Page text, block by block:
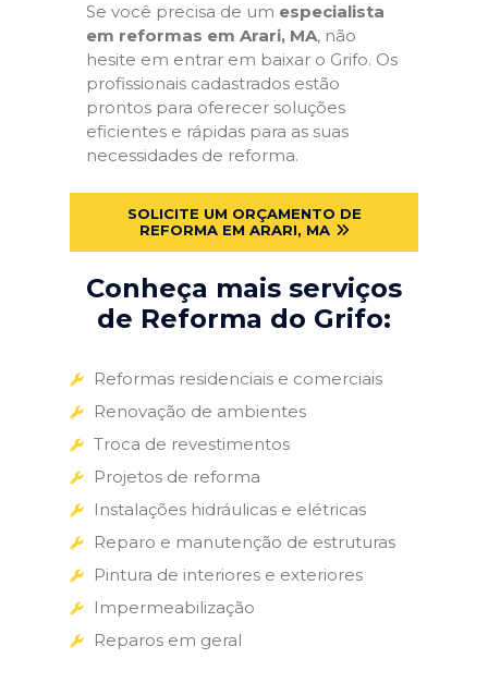
Se você precisa de um especialista
em reformas em Arari, MA, não
hesite em entrar em baixar o Grifo. Os
profissionais cadastrados estão
prontos para oferecer soluções
eficientes e rápidas para as suas
necessidades de reforma.
SOLICITE UM ORÇAMENTO DE
REFORMA EM ARARI, MA
Conheça mais serviços
de Reforma do Grifo:
Reformas residenciais e comerciais
Renovação de ambientes
Troca de revestimentos
Projetos de reforma
Instalações hidráulicas e elétricas
Reparo e manutenção de estruturas
Pintura de interiores e exteriores
Impermeabilização
Reparos em geral